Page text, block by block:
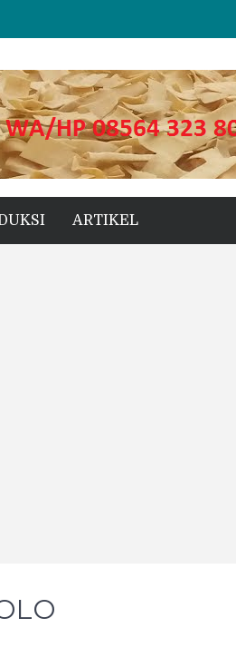
hingga Besar
ARTIKEL